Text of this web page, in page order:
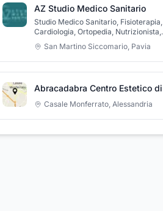
AZ Studio Medico Sanitario
Studio Medico Sanitario, Fisioterapia,
Cardiologia, Ortopedia, Nutrizionista,
Psicoterapia
San Martino Siccomario, Pavia
Casale Monferrato, Alessandria